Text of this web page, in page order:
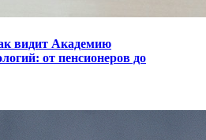
видит Академию
от пенсионеров до